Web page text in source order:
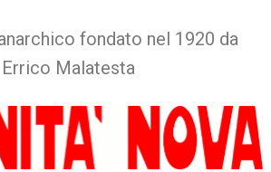
fondato nel 1920 da
Errico Malatesta